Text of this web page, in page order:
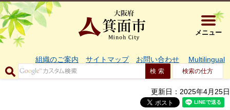
大阪府箕
メニュー
組織のご案内 サイトマップ お問い合わせ Multilingual
検索の仕方
更新日：2025年4月25日